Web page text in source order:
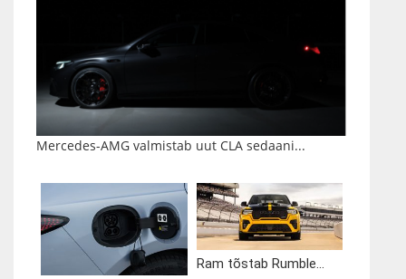
Mercedes-AMG valmistab uut CLA sedaani...
Ram tõstab Rumble...